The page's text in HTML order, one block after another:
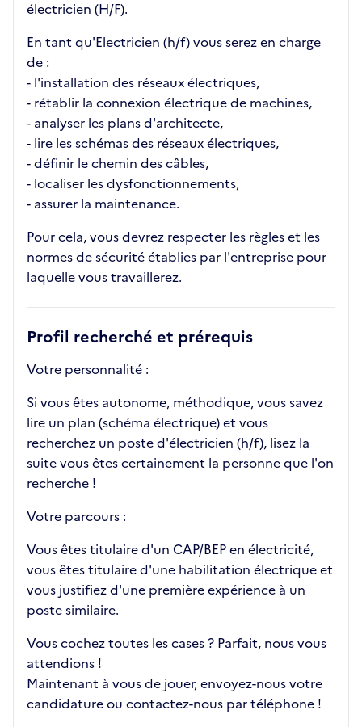
électricien (H/F).
En tant qu'Electricien (h/f) vous serez en charge
de :
- l'installation des réseaux électriques,
- rétablir la connexion électrique de machines,
- analyser les plans d'architecte,
- lire les schémas des réseaux électriques,
- définir le chemin des câbles,
- localiser les dysfonctionnements,
- assurer la maintenance.
Pour cela, vous devrez respecter les règles et les
normes de sécurité établies par l'entreprise pour
laquelle vous travaillerez.
Profil recherché et prérequis
Votre personnalité :
Si vous êtes autonome, méthodique, vous savez
lire un plan (schéma électrique) et vous
recherchez un poste d'électricien (h/f), lisez la
suite vous êtes certainement la personne que l'on
recherche !
Votre parcours :
Vous êtes titulaire d'un CAP/BEP en électricité,
vous êtes titulaire d'une habilitation électrique et
vous justifiez d'une première expérience à un
poste similaire.
Vous cochez toutes les cases ? Parfait, nous vous
attendions !
Maintenant à vous de jouer, envoyez-nous votre
candidature ou contactez-nous par téléphone !